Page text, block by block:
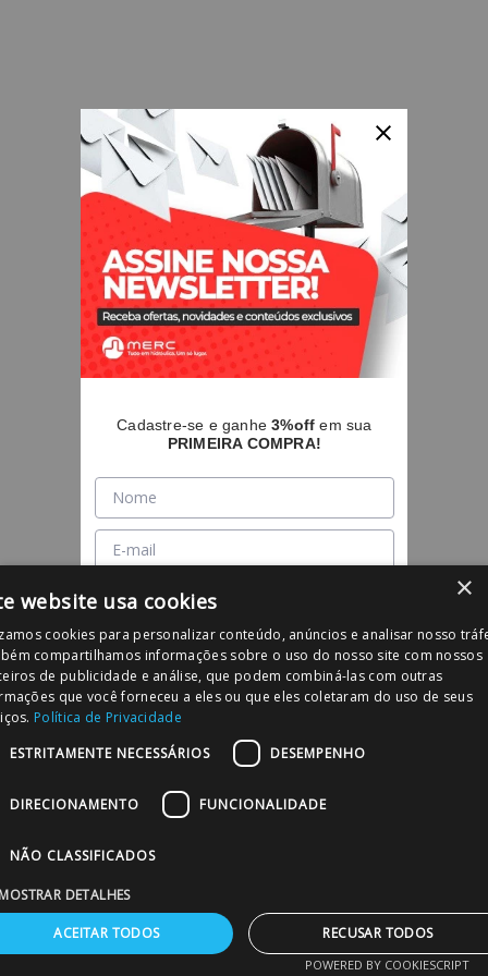
×
website usa cookies
cookies para personalizar conteúdo, anúncios e analisar nosso
compartilhamos informações sobre o uso do nosso site com nossos
de publicidade e análise, que podem combiná-las com outras
que você forneceu a eles ou que eles coletaram do uso de seus
Política de Privacidade
ESTRITAMENTE NECESSÁRIOS
DESEMPENHO
DIRECIONAMENTO FUNCIONALIDADE
NÃO CLASSIFICADOS
DETALHES
ACEITAR TODOS RECUSAR TODOS
POWERED BY COOKIESCRIPT
Cadastre-se e ganhe3%off em sua
PRIMEIRA COMPRA!
Concordo com aPolítica de Privacidade
Cadastrar